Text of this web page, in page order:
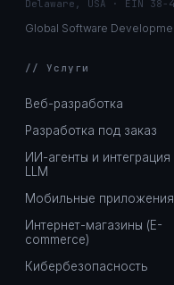
Delaware, USA · EIN 38-
Global Software
// Услуги
Веб-разработка
Разработка под заказ
ИИ-агенты и интеграция
LLM
Мобильные приложения
Интернет-магазины (E-
commerce)
Кибербезопасность